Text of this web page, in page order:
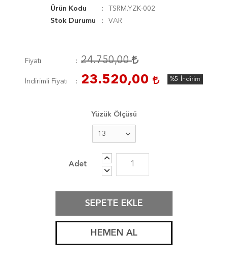
Ürün Kodu
TSRM.YZK-002
Stok Durumu
VAR
Fiyatı 24.750,00
İndirimli Fiyatı 23.520,00 %5 İndirim
Yüzük Ölçüsü
SEPETE EKLE
HEMEN AL